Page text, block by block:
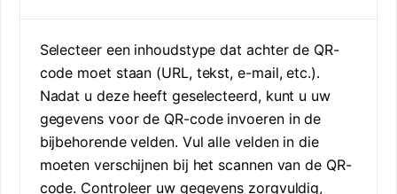
Selecteer een inhoudstype dat achter de QR-
code moet staan (URL, tekst, e-mail, etc.).
Nadat u deze heeft geselecteerd, kunt u uw
gegevens voor de QR-code invoeren in de
bijbehorende velden. Vul alle velden in die
moeten verschijnen bij het scannen van de QR-
code. Controleer uw gegevens zorgvuldig,